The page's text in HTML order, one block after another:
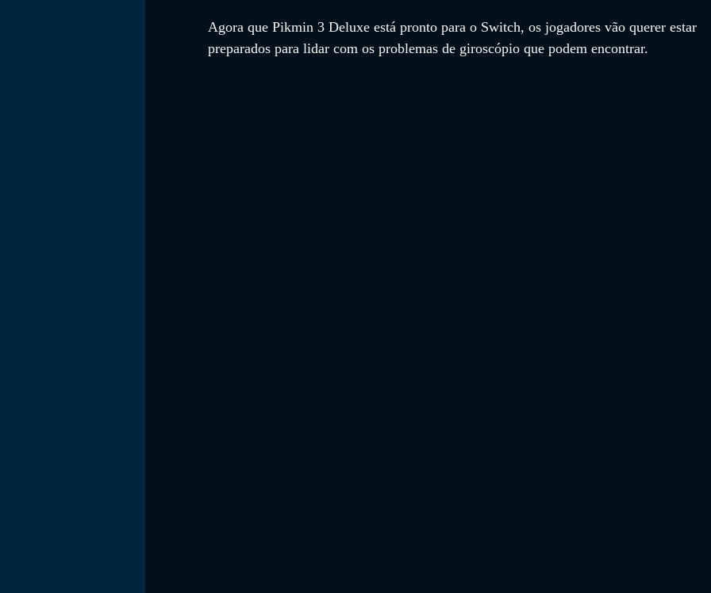
Agora que Pikmin 3 Deluxe está pronto para o Switch, os jogadores vão querer estar
preparados para lidar com os problemas de giroscópio que podem encontrar.